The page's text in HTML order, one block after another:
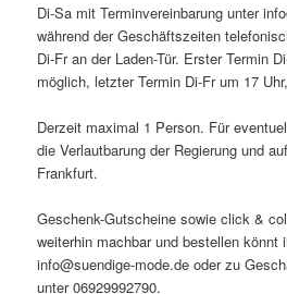
Di-Sa mit Terminvereinbarung unter
während der Geschäftszeiten
Di-Fr an der Laden-Tür. Erster Termin
möglich, letzter Termin Di-Fr um 17
Derzeit maximal 1 Person. Für
die Verlautbarung der Regierung und
Frankfurt.
Geschenk-Gutscheine sowie click &
weiterhin machbar und bestellen könnt
info@suendige-mode.de oder zu
unter 06929992790.